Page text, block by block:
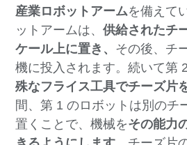
産業ロボットアームを備えて
ットアームは、供給されたチ
ケール上に置き、 その後、チ
機に投入されます。続いて第
殊なフライス工具でチーズ片
間、第 1 のロボットは別のチ
置くことで、機械をその能力